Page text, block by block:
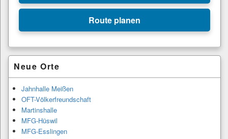
Route planen
Primärer
Seitenleisten-
Widgetbereich
Neue Orte
Jahnhalle Meißen
OFT-Völkerfreundschaft
Martinshalle
MFG-Hüswil
MFG-Esslingen